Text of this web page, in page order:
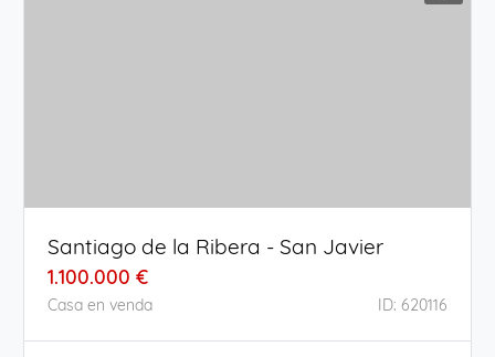
Santiago de la Ribera - San Javier
1.100.000 €
Casa en venda ID: 620116